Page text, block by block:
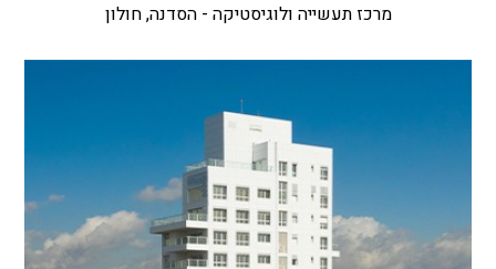
מרכז תעשייה ולוגיסטיקה - הסדנה, חולון